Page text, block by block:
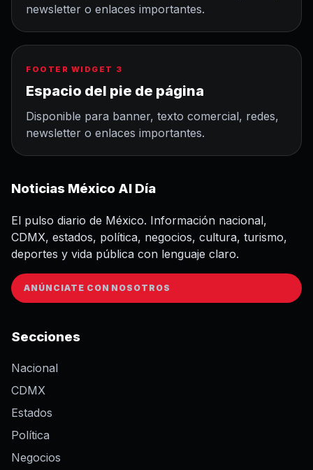
newsletter o enlaces importantes.
FOOTER WIDGET 3
Espacio del pie de página
Disponible para banner, texto comercial, redes,
newsletter o enlaces importantes.
Noticias México Al Día
El pulso diario de México. Información nacional,
CDMX, estados, política, negocios, cultura, turismo,
deportes y vida pública con lenguaje claro.
ANÚNCIATE CON NOSOTROS
Secciones
Nacional
CDMX
Estados
Política
Negocios